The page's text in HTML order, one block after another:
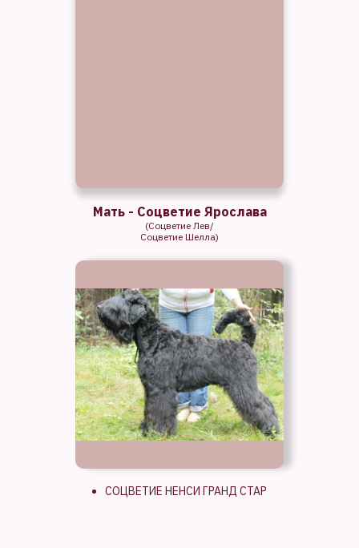
(Соцветие Лев/
Соцветие Шелла)
Мать - Соцветие Ярослава
СОЦВЕТИЕ НЕНСИ ГРАНД СТАР